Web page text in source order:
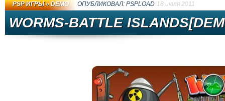
PSP ИГРЫ»DEMO ОПУБЛИКОВАЛ: PSPLOAD 18 июля 2011
WORMS-BATTLE